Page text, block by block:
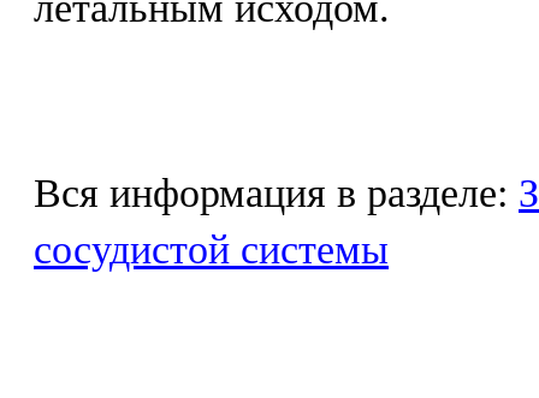
Вся информация в разделе:
сосудистой системы